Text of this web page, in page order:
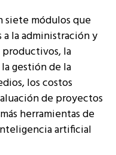
siete módulos que
la administración y
la
gestión de la
los costos
de proyectos
herramientas de
artificial